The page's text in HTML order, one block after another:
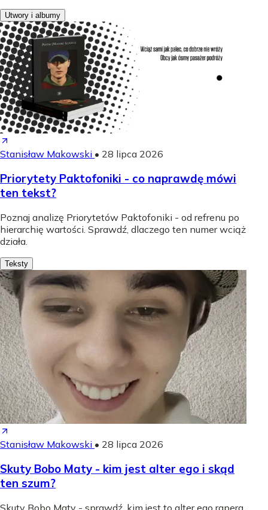
Utwory i albumy
Stanisław Makowski • 28 lipca 2026
Priorytety Paktofoniki - co naprawdę mówi
ten tekst?
Poznaj analizę Priorytetów Paktofoniki - od refrenu po
hierarchię wartości. Sprawdź, dlaczego ten numer wciąż
działa.
Teksty
Stanisław Makowski • 28 lipca 2026
Skuty Bobo Maty - kim jest alter ego i skąd
ten szum?
Skuty Bobo Maty - sprawdź, kim jest to alter ego rapera,